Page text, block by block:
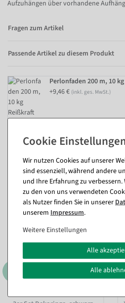
Aufzuhängen über vorhandene
Fragen zum Artikel
Passende Artikel zu diesem Produkt
Perlonfaden 200 m, 10
+9,46 € (inkl. ges. MwSt.)
Passende Artikel zu
(8)
Wir nutzen Cookies auf unserer
sind essenziell, während andere
und Ihre Erfahrung zu
zu den von uns verwendeten
als Nutzer finden Sie in unserer
unserem Impressum.
Weitere Einstellungen
Alle
Alle